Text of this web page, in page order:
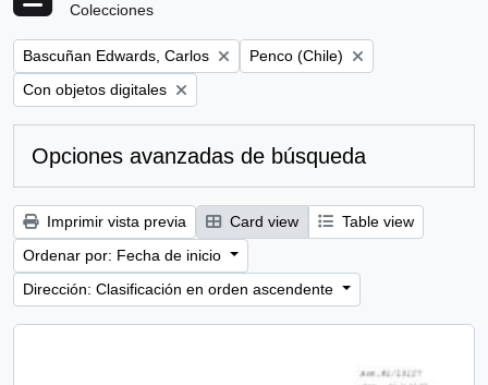
Colecciones
Remove filter:
Bascuñan Edwards, Carlos Remove filter:
Penco (Chile)
Remove filter:
Con objetos digitales
Opciones avanzadas de búsqueda
Imprimir vista previa Card view
Table view
Ordenar por: Fecha de inicio
Dirección: Clasificación en orden ascendente